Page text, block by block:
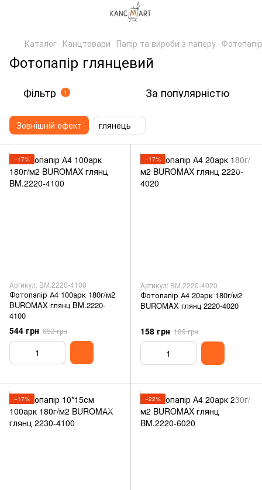
Каталог Канцтовари Папір та вироби з паперу Фотопапір
Фотопапір глянцевий
Фільтр 1 За популярністю
Зовнішній ефект глянець
−17%
Артикул: BM.2220-4100
Фотопапір А4 100арк 180г/м2
BUROMAX глянц BM.2220-
4100
544 грн 653 грн
−17%
Артикул: BM.2220-4020
Фотопапір А4 20арк 180г/м2
BUROMAX глянц 2220-4020
158 грн 189 грн
−17% −22%